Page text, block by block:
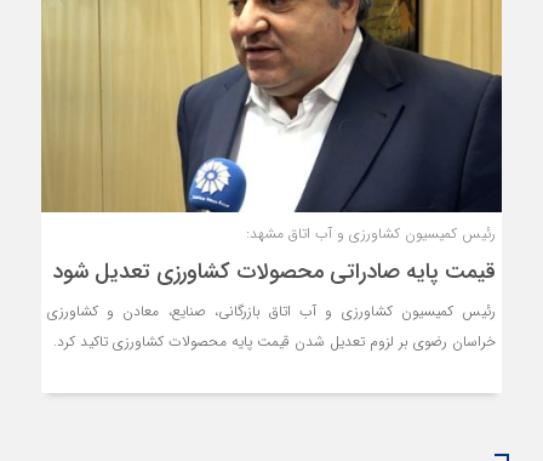
رئیس کمیسیون کشاورزی و آب اتاق مشهد:
قیمت پایه صادراتی محصولات کشاورزی تعدیل شود
رئیس کمیسیون کشاورزی و آب اتاق بازرگانی، صنایع، معادن و کشاورزی
خراسان رضوی بر لزوم تعدیل شدن قیمت پایه محصولات کشاورزی تاکید کرد.